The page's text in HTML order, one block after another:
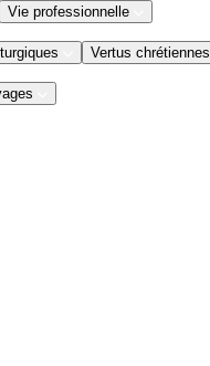
Vie professionnelle
Vertus chrétiennes